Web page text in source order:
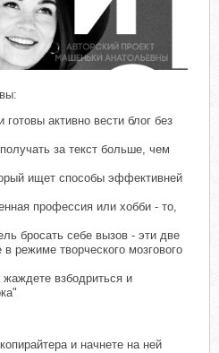
активно вести блог без
за текст больше, чем
ищет способы эффективней
профессия или хобби - то,
бросать себе вызов - эти две
режиме творческого мозгового
взбодриться и
и начнете на ней